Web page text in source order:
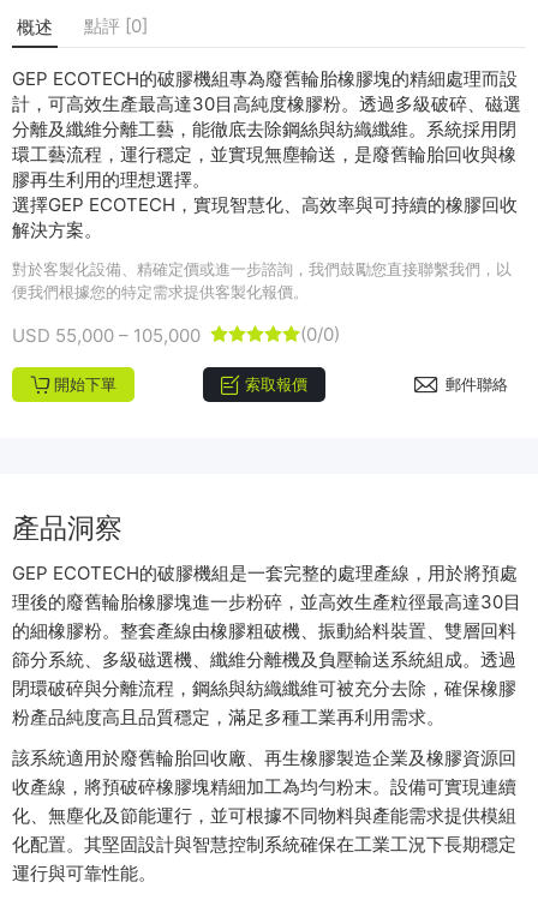
概述 點評 [0]
GEP ECOTECH的破膠機組專為廢舊輪胎橡膠塊的精細處理而設
計，可高效生產最高達30目高純度橡膠粉。透過多級破碎、磁選
分離及纖維分離工藝，能徹底去除鋼絲與紡織纖維。系統採用閉
環工藝流程，運行穩定，並實現無塵輸送，是廢舊輪胎回收與橡
膠再生利用的理想選擇。
選擇GEP ECOTECH，實現智慧化、高效率與可持續的橡膠回收
解決方案。
對於客製化設備、精確定價或進一步諮詢，我們鼓勵您直接聯繫我們，以
便我們根據您的特定需求提供客製化報價。
USD 55,000 – 105,000 (0/0)
開始下單 索取報價 郵件聯絡
產品洞察
GEP ECOTECH的破膠機組是一套完整的處理產線，用於將預處
理後的廢舊輪胎橡膠塊進一步粉碎，並高效生產粒徑最高達30目
的細橡膠粉。整套產線由橡膠粗破機、振動給料裝置、雙層回料
篩分系統、多級磁選機、纖維分離機及負壓輸送系統組成。透過
閉環破碎與分離流程，鋼絲與紡織纖維可被充分去除，確保橡膠
粉產品純度高且品質穩定，滿足多種工業再利用需求。
該系統適用於廢舊輪胎回收廠、再生橡膠製造企業及橡膠資源回
收產線，將預破碎橡膠塊精細加工為均勻粉末。設備可實現連續
化、無塵化及節能運行，並可根據不同物料與產能需求提供模組
化配置。其堅固設計與智慧控制系統確保在工業工況下長期穩定
運行與可靠性能。